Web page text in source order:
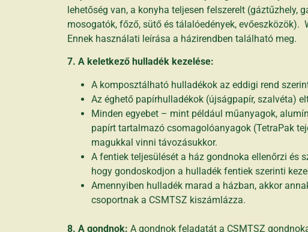
lehetőség van, a konyha teljesen felszerelt (gáztűzhely,
mosogatók, főző, sütő és tálalóedények, evőeszközök).
Ennek használati leírása a házirendben található meg.
7. A keletkező hulladék kezelése:
A komposztálható hulladékok az eddigi rend
Az éghető papírhulladékok (újságpapír, szalvéta)
Minden egyebet – mint például műanyagok,
papírt tartalmazó csomagolóanyagok (TetraPak
magukkal vinni távozásukkor.
A fentiek teljesülését a ház gondnoka ellenőrzi és
hogy gondoskodjon a hulladék fentiek szerinti
Amennyiben hulladék marad a házban, akkor
csoportnak a CSMTSZ kiszámlázza.
8. A gondnok: A gondnok feladatát a CSMTSZ